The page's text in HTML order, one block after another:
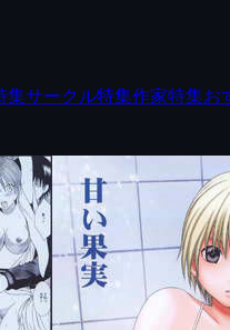
集サークル特集作家特集お